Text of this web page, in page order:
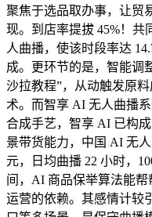
聚焦于选品取办事，让贸
现。到店率提拔 45%！共
人曲播，使该时段率达
成。更环节的是，智能调
沙拉教程”，从动触发原
术。而智享 AI 无人曲播
合成手艺，智享 AI 已构
景带货能力，中国 AI 无
元，日均曲播 22 小时，
间，AI 商品保举算法能
运营的依赖。其感情计较